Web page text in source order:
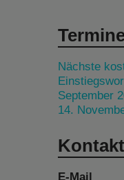
Nächste
September
14.
Kontakt
E-Mail